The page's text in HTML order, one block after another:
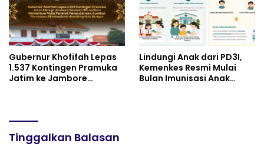
Gubernur Khofifah Lepas
1.537 Kontingen Pramuka
Jatim ke Jambore
Semangat Nasionalisme
Lindungi Anak dari PD3I,
Kemenkes Resmi Mulai
Bulan Imunisasi Anak
Tinggalkan Balasan